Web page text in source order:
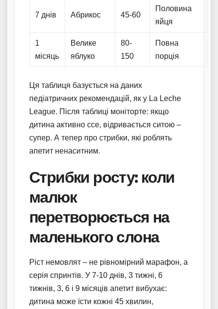
7 днів Абрикос 45-60
Половина
яйця
1
місяць
Велике
яблуко
80-
150
Повна
порція
Ця таблиця базується на даних
педіатричних рекомендацій, як у La Leche
League. Після таблиці моніторте: якщо
дитина активно ссе, відривається ситою –
супер. А тепер про стрибки, які роблять
апетит ненаситним.
Стрибки росту: коли
малюк
перетворюється на
маленького слона
Ріст немовлят – не рівномірний марафон, а
серія спринтів. У 7-10 днів, 3 тижні, 6
тижнів, 3, 6 і 9 місяців апетит вибухає:
дитина може їсти кожні 45 хвилин,